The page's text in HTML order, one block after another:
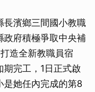
長濱鄉三間國小教職
政府積極爭取中央補
造全新教職員宿
完工，1日正式啟
是她任內完成的第8